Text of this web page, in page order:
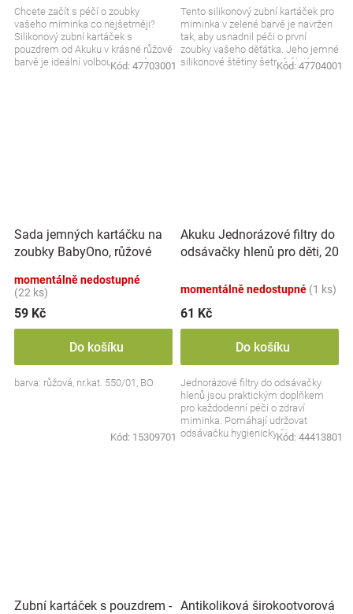
Chcete začít s péčí o zoubky
vašeho miminka co nejšetrněji?
Silikonový zubní kartáček s
pouzdrem od Akuku v krásné růžové
barvě je ideální volbou. Jemný,
Kód: 47703001
Tento silikonový zubní kartáček pro
miminka v zelené barvě je navržen
tak, aby usnadnil péči o první
zoubky vašeho děťátka. Jeho jemné
silikonové štětiny šetrně čistí
Kód: 47704001
Sada jemných kartáčku na
zoubky BabyOno, růžové
momentálně nedostupné
(22 ks)
59 Kč
Do košíku
barva: růžová, nr.kat. 550/01, BO
Kód: 15309701
Akuku Jednorázové filtry do
odsávačky hlenů pro děti, 20
momentálně nedostupné (1 ks)
61 Kč
Do košíku
Jednorázové filtry do odsávačky
hlenů jsou praktickým doplňkem
pro každodenní péči o zdraví
miminka. Pomáhají udržovat
odsávačku hygienicky čistou a
Kód: 44413801
Zubní kartáček s pouzdrem - Antikoliková širokootvorová